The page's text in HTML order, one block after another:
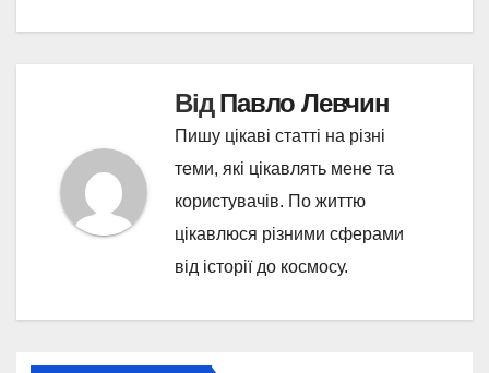
ВідПавло Левчин
Пишу цікаві статті на різні
теми, які цікавлять мене та
користувачів. По життю
цікавлюся різними сферами
від історії до космосу.